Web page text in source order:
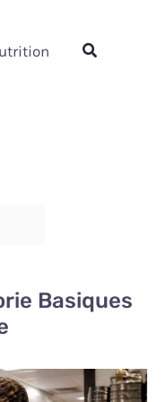
Rechercher
Basiques